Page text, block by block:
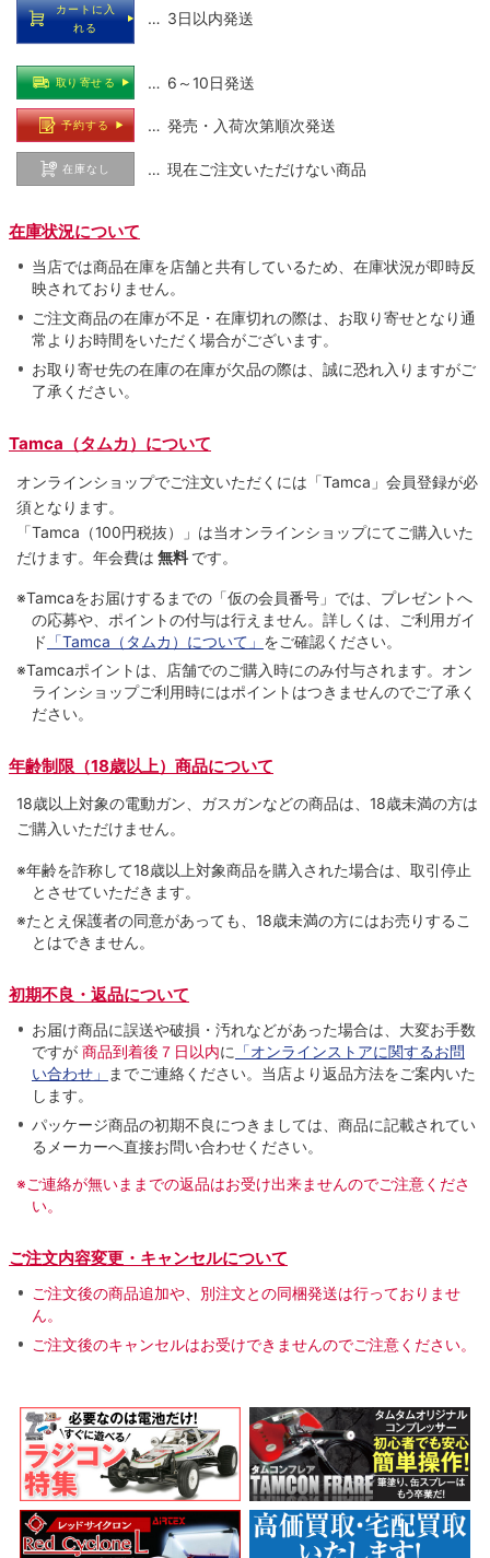
カートに入
れる
… 3日以内発送
取り寄せる … 6～10日発送
予約する … 発売・入荷次第順次発送
在庫なし … 現在ご注文いただけない商品
在庫状況について
当店では商品在庫を店舗と共有しているため、在庫状況が即時反
映されておりません。
ご注文商品の在庫が不足・在庫切れの際は、お取り寄せとなり通
常よりお時間をいただく場合がございます。
お取り寄せ先の在庫の在庫が欠品の際は、誠に恐れ入りますがご
了承ください。
Tamca（タムカ）について
オンラインショップでご注⽂いただくには「Tamca」会員登録が必
須となります。
「Tamca （100円税抜）
」は当オンラインショップにてご購⼊いた
だけます。 年会費は 無料 です。
※Tamcaをお届けするまでの「仮の会員番号」では、プレゼントへ
の応募や、ポイントの付与は⾏えません。詳しくは、ご利⽤ガイ
ド 「Tamca（タムカ）について」 をご確認ください。
※Tamcaポイントは、店舗でのご購⼊時にのみ付与されます。オン
ラインショップご利用時にはポイントはつきませんのでご了承く
ださい。
年齢制限（18歳以上）商品について
18歳以上対象の電動ガン、ガスガンなどの商品は、18歳未満の方は
ご購入いただけません。
※年齢を詐称して18歳以上対象商品を購入された場合は、取引停止
とさせていただきます。
※たとえ保護者の同意があっても、18歳未満の方にはお売りするこ
とはできません。
初期不良・返品について
お届け商品に誤送や破損・汚れなどがあった場合は、大変お手数
ですが 商品到着後７日以内に 「オンラインストアに関するお問
い合わせ」
までご連絡ください。当店より返品方法をご案内いた
します。
パッケージ商品の初期不良につきましては、商品に記載されてい
るメーカーへ直接お問い合わせください。
※ご連絡が無いままでの返品はお受け出来ませんのでご注意くださ
い。
ご注文内容変更・キャンセルについて
ご注文後の商品追加や、別注文との同梱発送は行っておりませ
ん。
ご注文後のキャンセルはお受けできませんのでご注意ください。